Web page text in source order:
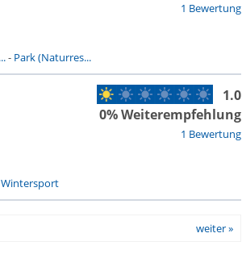
1 Bewertung
- Park (Naturres...
1 Bewertung
1.0
0% Weiterempfehlung
Wintersport
weiter »